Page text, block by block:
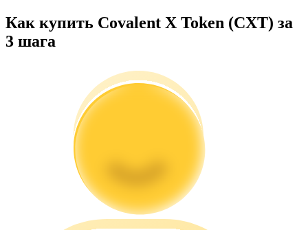
Руководство для начинающих по фьючерсам
Как купить Covalent X Token (CXT) за
3 шага